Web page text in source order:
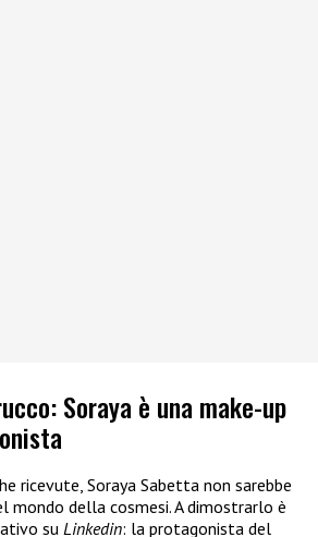
Soraya è una make-up
ricevute, Soraya Sabetta non sarebbe
della cosmesi. A dimostrarlo è
su Linkedin: la protagonista del